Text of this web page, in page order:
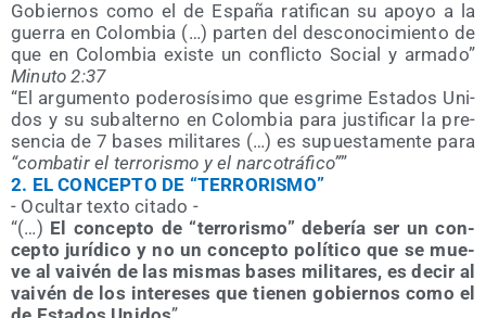
Gobier­nos como el de Espa­ña rati­fi­can su apo­yo a la
gue­rra en Colom­bia (…) par­ten del des­co­no­ci­mien­to de
que en Colom­bia exis­te un con­flic­to Social y arma­do”
Minu­to 2:37
“El argu­men­to pode­ro­sí­si­mo que esgri­me Esta­dos Uni­
dos y su subal­terno en Colom­bia para jus­ti­fi­car la pre­
sen­cia de 7 bases mili­ta­res (…) es supues­ta­men­te para
“com­ba­tir el terro­ris­mo y el nar­co­trá­fi­co””
2. EL CONCEPTO DE “TERRORISMO”
- Ocul­tar tex­to citado -
“(…) El con­cep­to de “terro­ris­mo” debe­ría ser un con­
cep­to jurí­di­co y no un con­cep­to polí­ti­co que se mue­
ve al vai­vén de las mis­mas bases mili­ta­res, es decir al
vai­vén de los intere­ses que tie­nen gobier­nos como el